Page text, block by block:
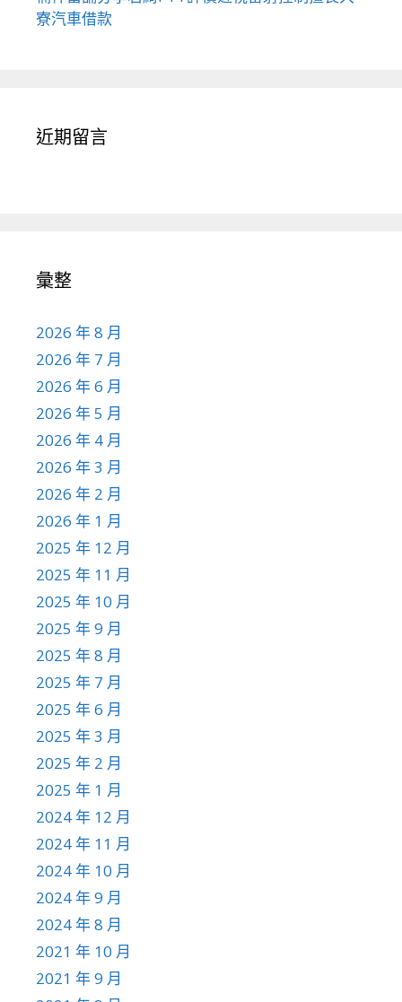
寮汽車借款
近期留言
彙整
2026 年 8 月
2026 年 7 月
2026 年 6 月
2026 年 5 月
2026 年 4 月
2026 年 3 月
2026 年 2 月
2026 年 1 月
2025 年 12 月
2025 年 11 月
2025 年 10 月
2025 年 9 月
2025 年 8 月
2025 年 7 月
2025 年 6 月
2025 年 3 月
2025 年 2 月
2025 年 1 月
2024 年 12 月
2024 年 11 月
2024 年 10 月
2024 年 9 月
2024 年 8 月
2021 年 10 月
2021 年 9 月